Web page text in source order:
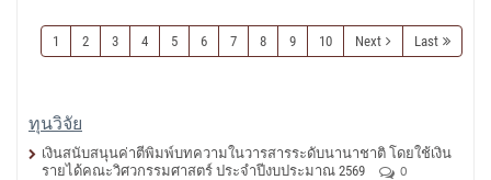
1 2 3 4 5 6 7 8 9 10 Next Last
ทุนวิจัย
เงินสนับสนุนค่าตีพิมพ์บทความในวารสารระดับนานาชาติ โดยใช้เงิน
รายได้คณะวิศวกรรมศาสตร์ ประจำปีงบประมาณ 2569
0